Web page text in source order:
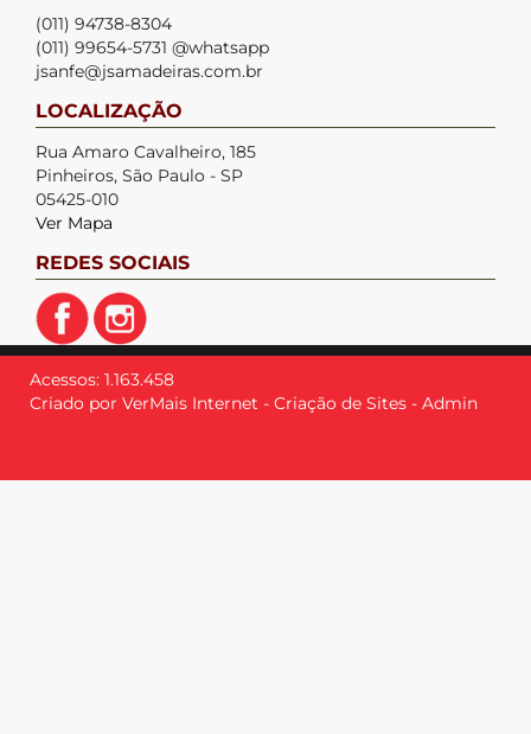
(011) 94738-8304
(011) 99654-5731 @whatsapp
jsanfe@jsamadeiras.com.br
LOCALIZAÇÃO
Rua Amaro Cavalheiro, 185
Pinheiros, São Paulo - SP
05425-010
Ver Mapa
REDES SOCIAIS
Acessos: 1.163.458
Criado por VerMais Internet - Criação de Sites - Admin